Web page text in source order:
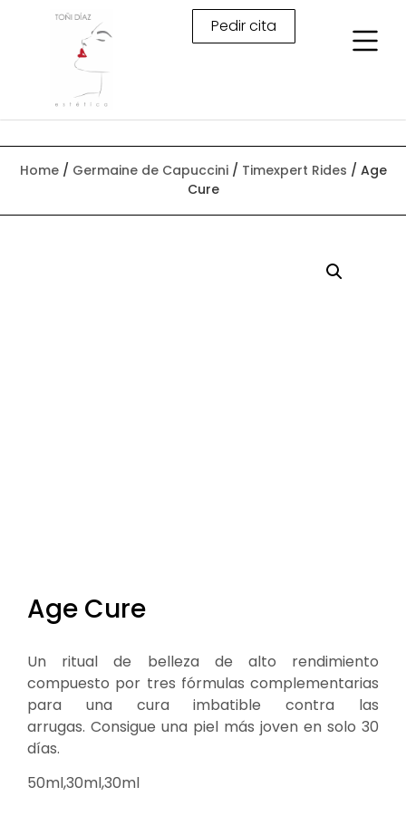
Pedir cita
Home/ Germaine de Capuccini/ Timexpert Rides / Age
Cure
Age Cure
Un ritual de belleza de alto rendimiento
compuesto por tres fórmulas complementarias
para una cura imbatible contra las
arrugas. Consigue una piel más joven en solo 30
días.
50ml,30ml,30ml